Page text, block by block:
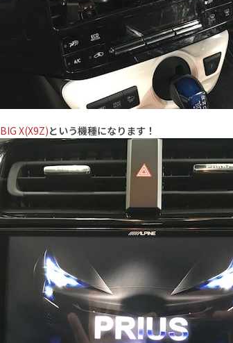
BIG X(X9Z)という機種になります！